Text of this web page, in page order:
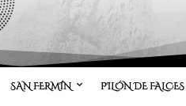
SAN FERMÍN PILÓN DE FALCES